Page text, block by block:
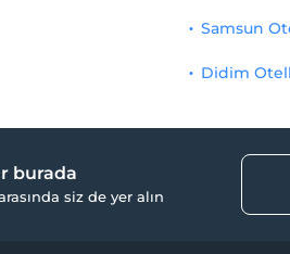
Samsun
Didim
burada
siz de yer alın